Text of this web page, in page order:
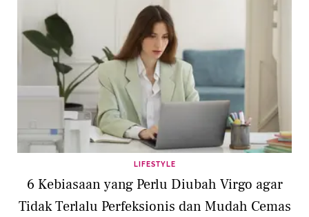
LIFESTYLE
6 Kebiasaan yang Perlu Diubah Virgo agar
Tidak Terlalu Perfeksionis dan Mudah Cemas